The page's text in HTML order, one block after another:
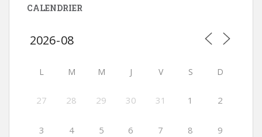
CALENDRIER
L M M J V S D
27 28 29 30 31 1 2
3 4 5 6 7 8 9